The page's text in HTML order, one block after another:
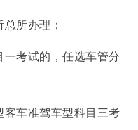
所办理；
考试的，任选车管分
车准驾车型科目三考